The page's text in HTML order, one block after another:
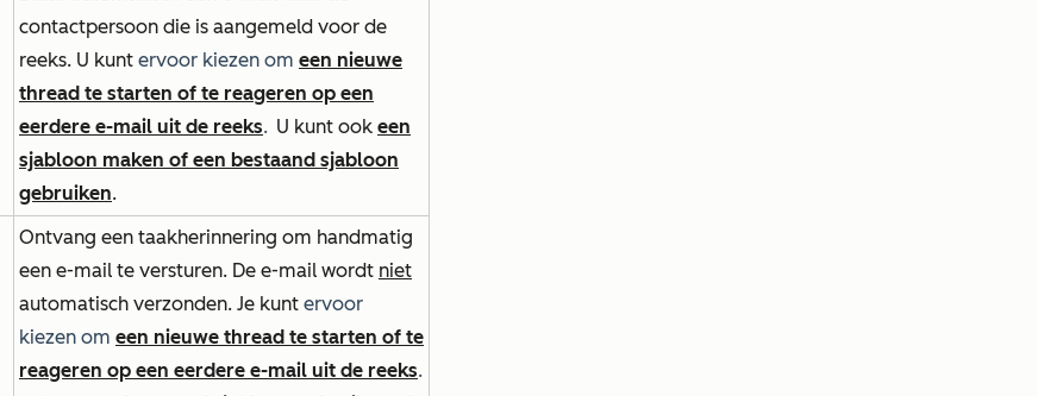
contactpersoon die is aangemeld voor de
reeks. U kunt ervoor kiezen om een nieuwe
thread te starten of te reageren op een
eerdere e-mail uit de reeks. U kunt ook een
sjabloon maken of een bestaand sjabloon
gebruiken.
Ontvang een taakherinnering om handmatig
een e-mail te versturen. De e-mail wordt niet
automatisch verzonden. Je kunt ervoor
kiezen om een nieuwe thread te starten of te
reageren op een eerdere e-mail uit de reeks.